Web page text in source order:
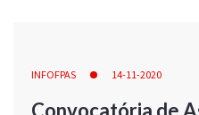
INFOFPAS 14-11-2020
Convocatória de